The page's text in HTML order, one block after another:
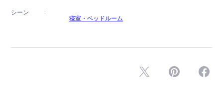
シーン
寝室・ベッドルーム